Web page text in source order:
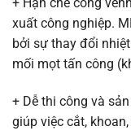
xuất công nghiệp.
bởi sự thay đổi
mối mọt tấn công
+ Dễ thi công và
giúp việc cắt,